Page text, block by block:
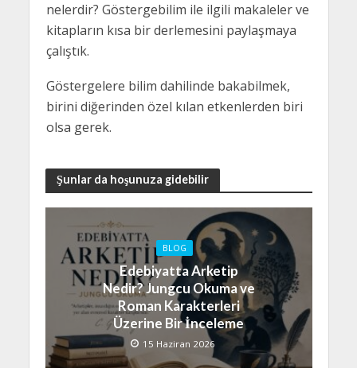
nelerdir? Göstergebilim ile ilgili makaleler ve
kitapların kısa bir derlemesini paylaşmaya
çalıştık.
Göstergelere bilim dahilinde bakabilmek,
birini diğerinden özel kılan etkenlerden biri
olsa gerek.
Şunlar da hoşunuza gidebilir
BLOG
Edebiyatta Arketip
Nedir? Jungcu Okuma ve
Roman Karakterleri
Üzerine Bir İnceleme
15 Haziran 2026